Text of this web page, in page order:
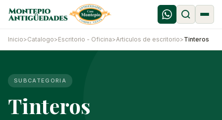
Inicio>Catalogo>Escritorio - Oficina>Articulos de escritorio>Tinteros
SUBCATEGORIA
Tinteros